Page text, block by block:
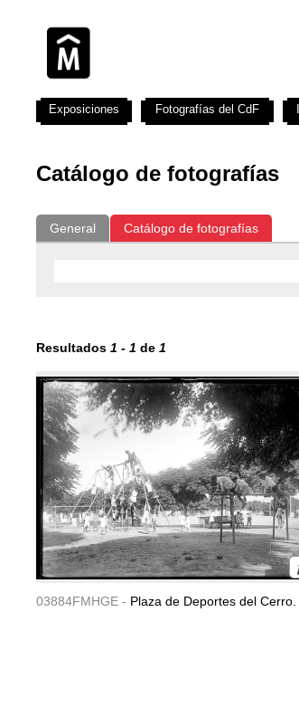
Catálogo de fotografías
General Catálogo de fotografías
Resultados 1 - 1 de 1
03884FMHGE - Plaza de Deportes del Cerro.
Exposiciones Fotografías del CdF